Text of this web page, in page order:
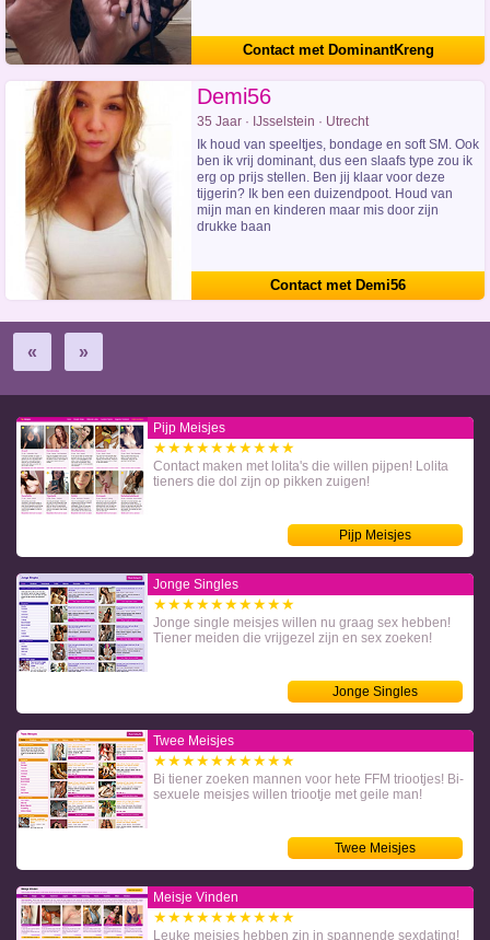
Contact met DominantKreng
Demi56
35 Jaar · IJsselstein · Utrecht
Ik houd van speeltjes, bondage en soft SM. Ook
ben ik vrij dominant, dus een slaafs type zou ik
erg op prijs stellen. Ben jij klaar voor deze
tijgerin? Ik ben een duizendpoot. Houd van
mijn man en kinderen maar mis door zijn
drukke baan
Contact met Demi56
« »
Pijp Meisjes
★★★★★★★★★★
Contact maken met lolita's die willen pijpen! Lolita
tieners die dol zijn op pikken zuigen!
Pijp Meisjes
Jonge Singles
★★★★★★★★★★
Jonge single meisjes willen nu graag sex hebben!
Tiener meiden die vrijgezel zijn en sex zoeken!
Jonge Singles
Twee Meisjes
★★★★★★★★★★
Bi tiener zoeken mannen voor hete FFM triootjes! Bi-
sexuele meisjes willen triootje met geile man!
Twee Meisjes
Meisje Vinden
★★★★★★★★★★
Leuke meisjes hebben zin in spannende sexdating!